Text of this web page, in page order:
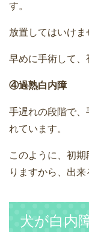
す。
放置してはいけま
早めに手術して、
④過熟白内障
手遅れの段階で
れています。
このように、初
りますから、出来
犬が白内